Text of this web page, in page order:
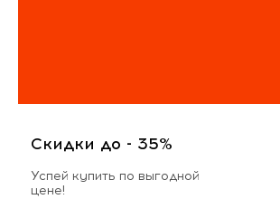
Скидки до - 35%
Успей купить по выгодной
цене!